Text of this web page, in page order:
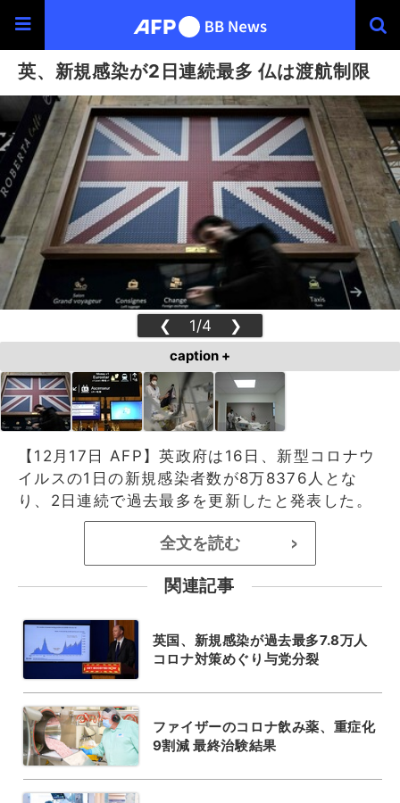
英、新規感染が2日連続最多 仏は渡航制限
❮ 1/4 ❯
caption +
【12月17日 AFP】英政府は16日、新型コロナウ
イルスの1日の新規感染者数が8万8376人とな
り、2日連続で過去最多を更新したと発表した。
全文を読む >
関連記事
英国、新規感染が過去最多7.8万人
コロナ対策めぐり与党分裂
ファイザーのコロナ飲み薬、重症化
9割減 最終治験結果